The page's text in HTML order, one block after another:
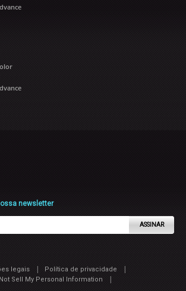
newsletter
ASSINAR
legais | Política de privacidade |
Sell My Personal Information |